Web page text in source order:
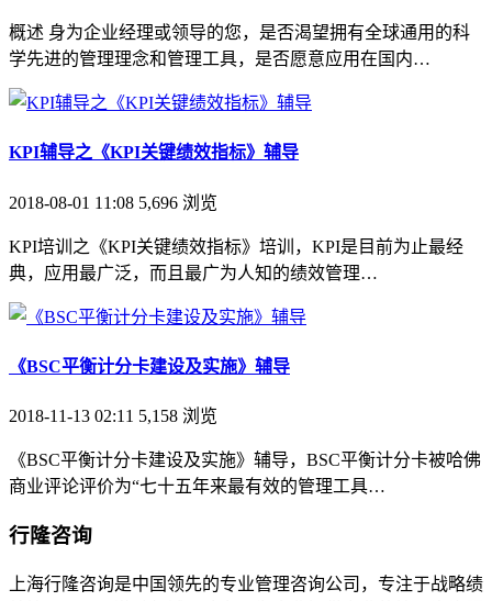
概述 身为企业经理或领导的您，是否渴望拥有全球通用的科
学先进的管理理念和管理工具，是否愿意应用在国内…
KPI辅导之《KPI关键绩效指标》辅导
2018-08-01 11:08 5,696 浏览
KPI培训之《KPI关键绩效指标》培训，KPI是目前为止最经
典，应用最广泛，而且最广为人知的绩效管理…
《BSC平衡计分卡建设及实施》辅导
2018-11-13 02:11 5,158 浏览
《BSC平衡计分卡建设及实施》辅导，BSC平衡计分卡被哈佛
商业评论评价为“七十五年来最有效的管理工具…
行隆咨询
上海行隆咨询是中国领先的专业管理咨询公司，专注于战略绩